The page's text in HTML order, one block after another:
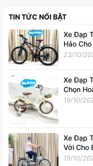
TIN TỨC NỔI BẬT
Xe Đạp
Hảo
23/10/
Xe Đạp
Chọn
19/10/
Xe Đạp
Vời Cho
19/10/